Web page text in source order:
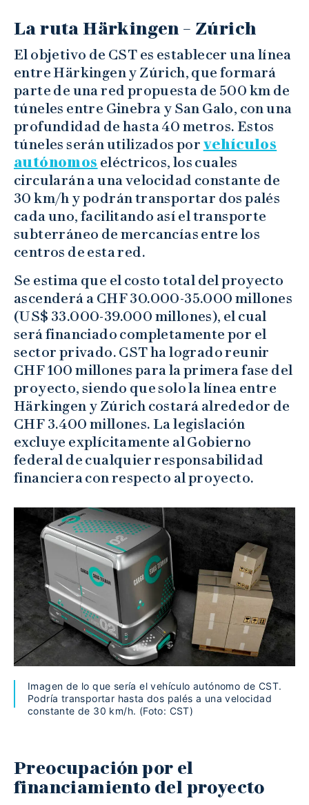
La ruta Härkingen – Zúrich
El objetivo de CST es establecer una línea
entre Härkingen y Zúrich, que formará
parte de una red propuesta de 500 km de
túneles entre Ginebra y San Galo, con una
profundidad de hasta 40 metros. Estos
túneles serán utilizados por vehículos
autónomos eléctricos, los cuales
circularán a una velocidad constante de
30 km/h y podrán transportar dos palés
cada uno, facilitando así el transporte
subterráneo de mercancías entre los
centros de esta red.
Se estima que el costo total del proyecto
ascenderá a CHF 30.000-35.000 millones
(US$ 33.000-39.000 millones), el cual
será financiado completamente por el
sector privado. CST ha logrado reunir
CHF 100 millones para la primera fase del
proyecto, siendo que solo la línea entre
Härkingen y Zúrich costará alrededor de
CHF 3.400 millones. La legislación
excluye explícitamente al Gobierno
federal de cualquier responsabilidad
financiera con respecto al proyecto.
Imagen de lo que sería el vehículo autónomo de CST.
Podría transportar hasta dos palés a una velocidad
constante de 30 km/h. (Foto: CST)
Preocupación por el
financiamiento del proyecto